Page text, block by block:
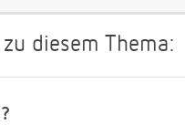
diesem Thema: